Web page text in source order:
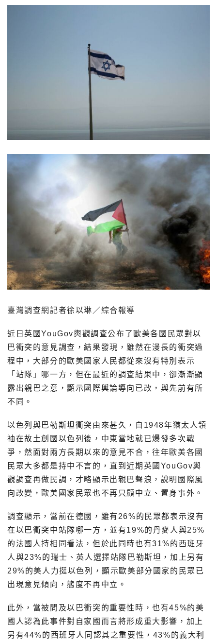
臺灣調查網記者徐以琳／綜合報導
近日英國YouGov輿觀調查公布了歐美各國民眾對以
巴衝突的意見調查，結果發現，雖然在漫長的衝突過
程中，大部分的歐美國家人民都從來沒有特別表示
「站隊」哪一方，但在最近的調查結果中，卻漸漸顯
露出親巴之意，顯示國際輿論導向已改，與先前有所
不同。
以色列與巴勒斯坦衝突由來甚久，自1948年猶太人領
袖在故土創國以色列後，中東當地就已爆發多次戰
爭，然面對兩方長期以來的意見不合，往年歐美各國
民眾大多都是持中不言的，直到近期英國YouGov輿
觀調查再做民調，才略顯示出親巴聲浪，說明國際風
向改變，歐美國家民眾也不再只顧中立、置身事外。
調查顯示，當前在德國，雖有26%的民眾都表示沒有
在以巴衝突中站隊哪一方，並有19%的丹麥人與25%
的法國人持相同看法，但於此同時也有31%的西班牙
人與23%的瑞士、英人選擇站隊巴勒斯坦，加上另有
29%的美人力挺以色列，顯示歐美部分國家的民眾已
出現意見傾向，態度不再中立。
此外，當被問及以巴衝突的重要性時，也有45%的美
國人認為此事件對自家國而言將形成重大影響，加上
另有44%的西班牙人同認其之重要性，43%的義大利